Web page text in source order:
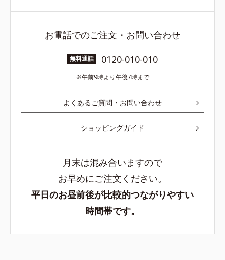
お電話でのご注文・お問い合わせ
無料通話 0120-010-010
午前9時より午後7時まで
よくあるご質問・お問い合わせ
ショッピングガイド
月末は混み合いますので
お早めにご注文ください。
平日のお昼前後が比較的つながりやすい
時間帯です。